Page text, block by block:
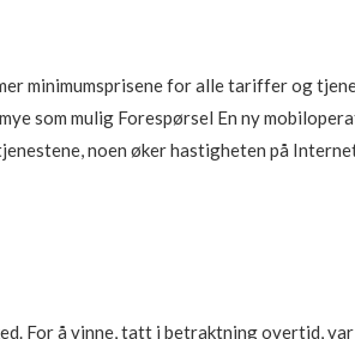
minimumsprisene for alle tariffer og
som mulig Forespørsel En ny
noen øker hastigheten på
For å vinne, tatt i betraktning overtid,